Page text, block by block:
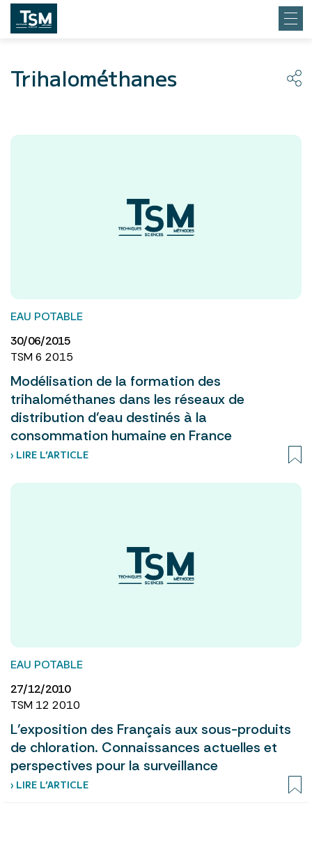
Trihalométhanes
EAU POTABLE
30/06/2015
TSM 6 2015
Modélisation de la formation des
trihalométhanes dans les réseaux de
distribution d’eau destinés à la
consommation humaine en France
› LIRE L’ARTICLE
EAU POTABLE
27/12/2010
TSM 12 2010
L’exposition des Français aux sous-produits
de chloration. Connaissances actuelles et
perspectives pour la surveillance
› LIRE L’ARTICLE